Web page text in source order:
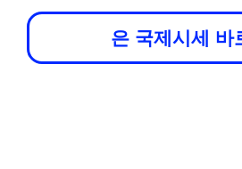
은 국제시세 바